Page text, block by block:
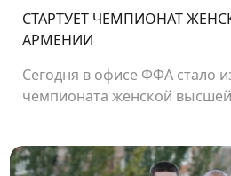
СТАРТУЕТ ЧЕМПИОНАТ
АРМЕНИИ
Сегодня в офисе ФФА стало
чемпионата женской